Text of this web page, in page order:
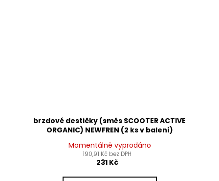
brzdové destičky (směs SCOOTER ACTIVE
ORGANIC) NEWFREN (2 ks v balení)
Momentálně vyprodáno
190,91 Kč bez DPH
231 Kč